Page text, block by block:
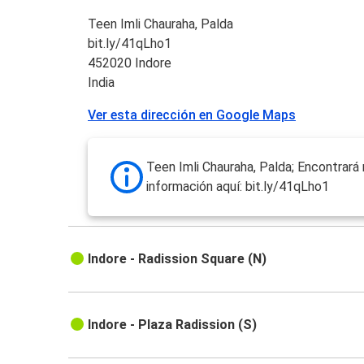
Teen Imli Chauraha, Palda
bit.ly/41qLho1
452020 Indore
India
Ver esta dirección en Google Maps
Teen Imli Chauraha, Palda; Encontrará
información aquí: bit.ly/41qLho1
Indore - Radission Square (N)
Indore - Plaza Radission (S)